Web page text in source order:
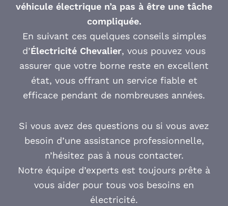
véhicule électrique n’a pas à être une tâche
compliquée.
En suivant ces quelques conseils simples
d’Électricité Chevalier, vous pouvez vous
assurer que votre borne reste en excellent
état, vous offrant un service fiable et
efficace pendant de nombreuses années.
Si vous avez des questions ou si vous avez
besoin d’une assistance professionnelle,
n’hésitez pas à nous contacter.
Notre équipe d’experts est toujours prête à
vous aider pour tous vos besoins en
électricité.